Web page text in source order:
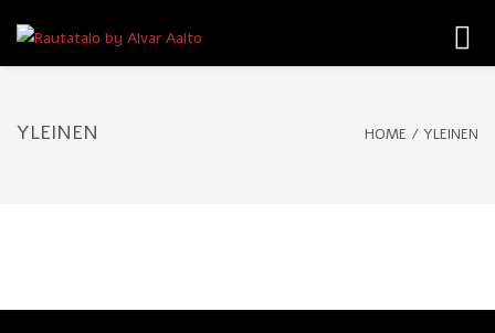
YLEINEN HOME / YLEINEN